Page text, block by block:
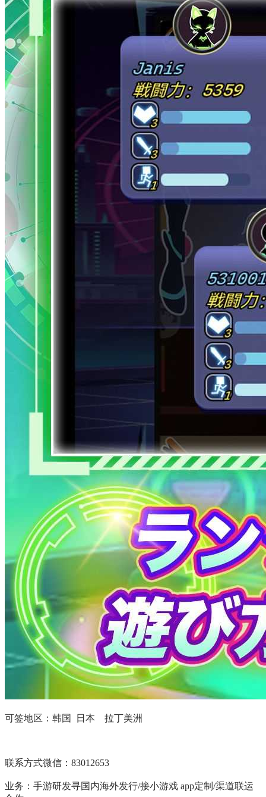
可签地区： 韩国 日本 拉丁美洲
联系方式微信：83012653
业务：手游研发寻国内海外发行/接小游戏 app定制/渠道联运